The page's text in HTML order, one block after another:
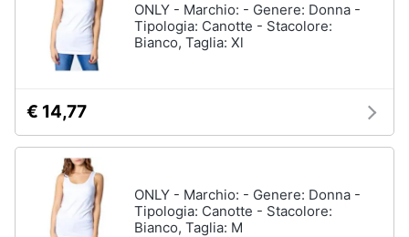
ONLY - Marchio: - Genere: Donna -
Tipologia: Canotte - Stacolore:
Bianco, Taglia: Xl
€ 14,77
ONLY - Marchio: - Genere: Donna -
Tipologia: Canotte - Stacolore:
Bianco, Taglia: M